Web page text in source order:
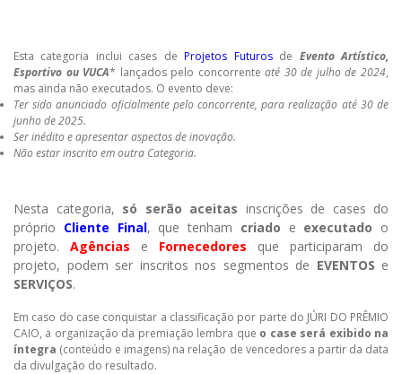
Esta categoria inclui cases deProjetos Futurosde Evento Artístico,
Esportivo ou VUCA* lançados pelo concorrente até 30 de julho de 2024,
mas ainda não executados. O evento deve:
Ter sido anunciado oficialmente pelo concorrente, para realização até 30 de
junho de 2025.
Ser inédito e apresentar aspectos de inovação.
Não estar inscrito em outra Categoria.
Nesta categoria, só serão aceitas inscrições de cases do
próprio Cliente Final, que tenham criado e executado o
projeto.
Agências e Fornecedores que participaram do
projeto, podem ser inscritos nos segmentos de EVENTOS e
SERVIÇOS.
Em caso do case conquistar a classificação por parte do JÚRI DO PRÊMIO
CAIO, a organização da premiação lembra que o case será exibido na
íntegra (conteúdo e imagens) na relação de vencedores a partir da data
da divulgação do resultado.